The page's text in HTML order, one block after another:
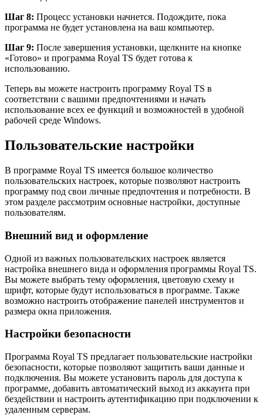
Шаг 8: Процесс установки начнется. Подождите, пока
программа не будет установлена на ваш компьютер.
Шаг 9: После завершения установки, щелкните на кнопке
«Готово» и программа Royal TS будет готова к
использованию.
Теперь вы можете настроить программу Royal TS в
соответствии с вашими предпочтениями и начать
использование всех ее функций и возможностей в удобной
рабочей среде Windows.
Пользовательские настройки
В программе Royal TS имеется большое количество
пользовательских настроек, которые позволяют настроить
программу под свои личные предпочтения и потребности. В
этом разделе рассмотрим основные настройки, доступные
пользователям.
Внешний вид и оформление
Одной из важных пользовательских настроек является
настройка внешнего вида и оформления программы Royal TS.
Вы можете выбрать тему оформления, цветовую схему и
шрифт, которые будут использоваться в программе. Также
возможно настроить отображение панелей инструментов и
размера окна приложения.
Настройки безопасности
Программа Royal TS предлагает пользовательские настройки
безопасности, которые позволяют защитить ваши данные и
подключения. Вы можете установить пароль для доступа к
программе, добавить автоматический выход из аккаунта при
бездействии и настроить аутентификацию при подключении к
удаленным серверам.